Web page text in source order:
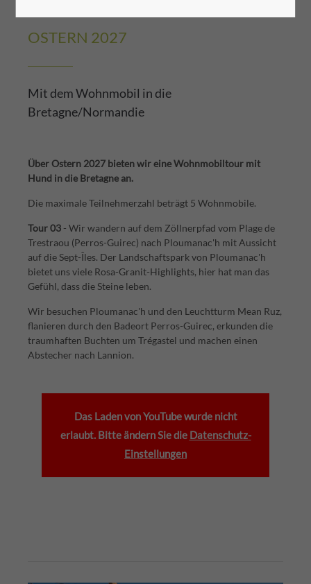
OSTERN 2027
Mit dem Wohnmobil in die
Bretagne/Normandie
Über Ostern 2027 bieten wir eine Wohnmobiltour mit
Hund in die Bretagne an.
Die maximale Teilnehmerzahl beträgt 5 Wohnmobile.
Tour 03 - Wir wandern auf dem Zöllnerpfad vom Plage de
Trestraou (Perros-Guirec) nach Ploumanac'h mit Aussicht
auf die Sept-Îles. Der Landschaftspark von Ploumanac'h
bietet uns viele Rosa-Granit-Highlights, hier hat man das
Gefühl, dass die Steine leben.
Wir besuchen Ploumanac'h und den Leuchtturm Mean Ruz,
flanieren durch den Badeort Perros-Guirec, erkunden die
traumhaften Buchten um Trégastel und machen einen
Abstecher nach Lannion.
Das Laden von YouTube wurde nicht
erlaubt. Bitte ändern Sie die Datenschutz-
Einstellungen